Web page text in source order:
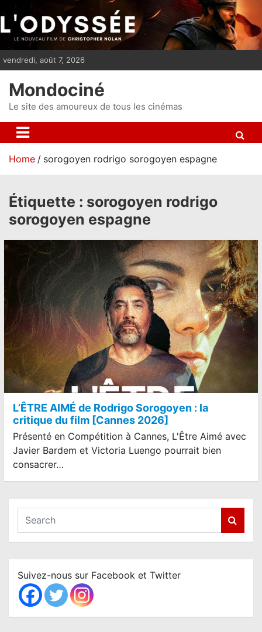
i
p
n
t
vendredi, août 7, 2026
Mondociné
Le site des amoureux de tous les cinémas
Home sorogoyen rodrigo sorogoyen espagne
Étiquette : sorogoyen rodrigo
sorogoyen espagne
L’ÊTRE AIMÉ de Rodrigo Sorogoyen : la
critique du film [Cannes 2026]
Présenté en Compétition à Cannes, L'Être Aimé avec
Javier Bardem et Victoria Luengo pourrait bien
consacrer…
a
c
h
Suivez-nous sur Facebook et Twitter